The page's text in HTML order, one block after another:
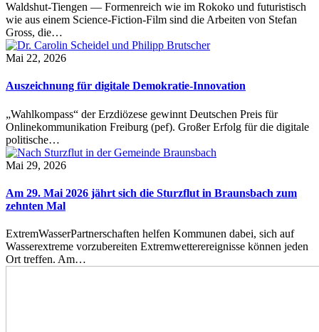
Waldshut-Tiengen — Formenreich wie im Rokoko und futuristisch
wie aus einem Science-Fiction-Film sind die Arbeiten von Stefan
Gross, die…
Mai 22, 2026
Auszeichnung für digitale Demokratie-Innovation
„Wahlkompass“ der Erzdiözese gewinnt Deutschen Preis für
Onlinekommunikation Freiburg (pef). Großer Erfolg für die digitale
politische…
Mai 29, 2026
Am 29. Mai 2026 jährt sich die Sturzflut in Braunsbach zum
zehnten Mal
ExtremWasserPartnerschaften helfen Kommunen dabei, sich auf
Wasserextreme vorzubereiten Extremwetterereignisse können jeden
Ort treffen. Am…